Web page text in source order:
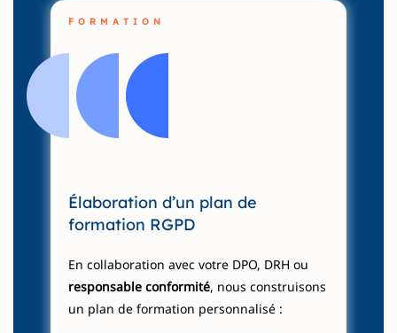
FORMATION
Élaboration d’un plan de
formation RGPD
En collaboration avec votre DPO, DRH ou
responsable conformité, nous construisons
un plan de formation personnalisé :